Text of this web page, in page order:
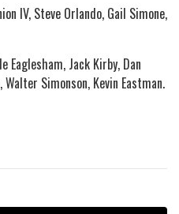
IV, Steve Orlando, Gail Simone,
Eaglesham, Jack Kirby, Dan
Simonson, Kevin Eastman.